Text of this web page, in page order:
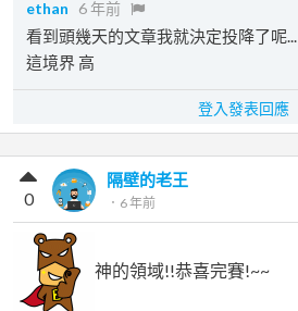
ethan
6 年前
看到頭幾天的文章我就決定投降了呢...
這境界 高
登入發表回應
隔壁的老王
． 6 年前
0
神的領域!!恭喜完賽!~~